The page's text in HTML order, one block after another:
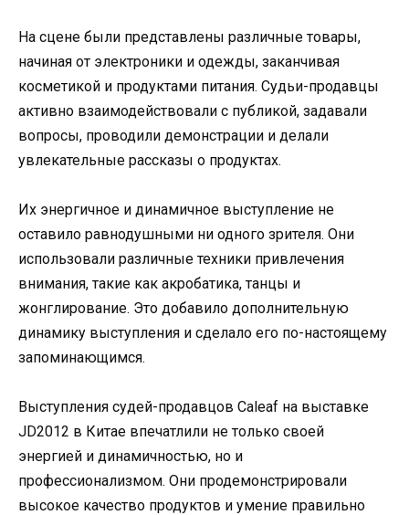
На сцене были представлены различные товары,
начиная от электроники и одежды, заканчивая
косметикой и продуктами питания. Судьи-продавцы
активно взаимодействовали с публикой, задавали
вопросы, проводили демонстрации и делали
увлекательные рассказы о продуктах.
Их энергичное и динамичное выступление не
оставило равнодушными ни одного зрителя. Они
использовали различные техники привлечения
внимания, такие как акробатика, танцы и
жонглирование. Это добавило дополнительную
динамику выступления и сделало его по-настоящему
запоминающимся.
Выступления судей-продавцов Caleaf на выставке
JD2012 в Китае впечатлили не только своей
энергией и динамичностью, но и
профессионализмом. Они продемонстрировали
высокое качество продуктов и умение правильно